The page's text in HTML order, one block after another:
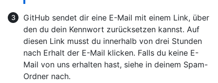
GitHub sendet dir eine E-Mail mit einem Link, über
den du dein Kennwort zurücksetzen kannst. Auf
diesen Link musst du innerhalb von drei Stunden
nach Erhalt der E-Mail klicken. Falls du keine E-
Mail von uns erhalten hast, siehe in deinem Spam-
Ordner nach.